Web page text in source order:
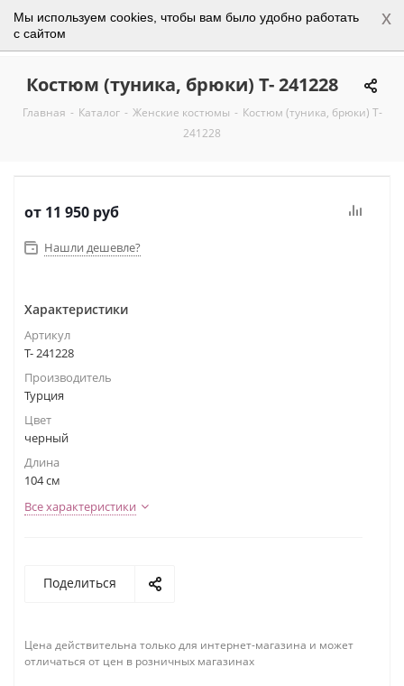
Мы используем cookies, чтобы вам было удобно работать
с сайтом
x
0
Костюм (туника, брюки) Т- 241228
Главная - Каталог - Женские костюмы - Костюм (туника, брюки) Т-
241228
от 11 950 руб
Нашли дешевле?
Характеристики
Артикул
Т- 241228
Производитель
Турция
Цвет
черный
Длина
104 см
Все характеристики
Поделиться
Цена действительна только для интернет-магазина и может
отличаться от цен в розничных магазинах